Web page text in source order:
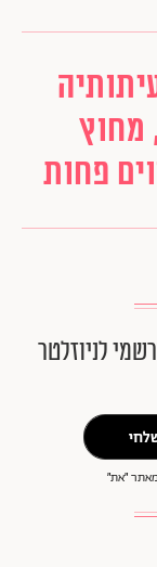
מחוץ
פחות
לניוזלטר
״את״